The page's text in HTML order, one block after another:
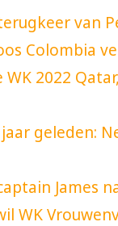
van
Colombia
WK 2022
geleden:
James
WK